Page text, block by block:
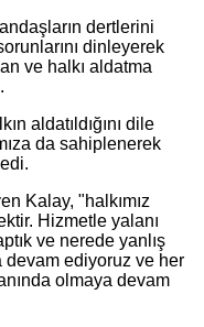
dertlerini
dinleyerek
ve halkı aldatma
aldatıldığını dile
da sahiplenerek
Kalay, "halkımız
Hizmetle yalanı
ve nerede yanlış
devam ediyoruz ve her
olmaya devam